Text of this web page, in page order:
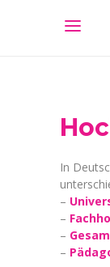
In
–
–
–
–